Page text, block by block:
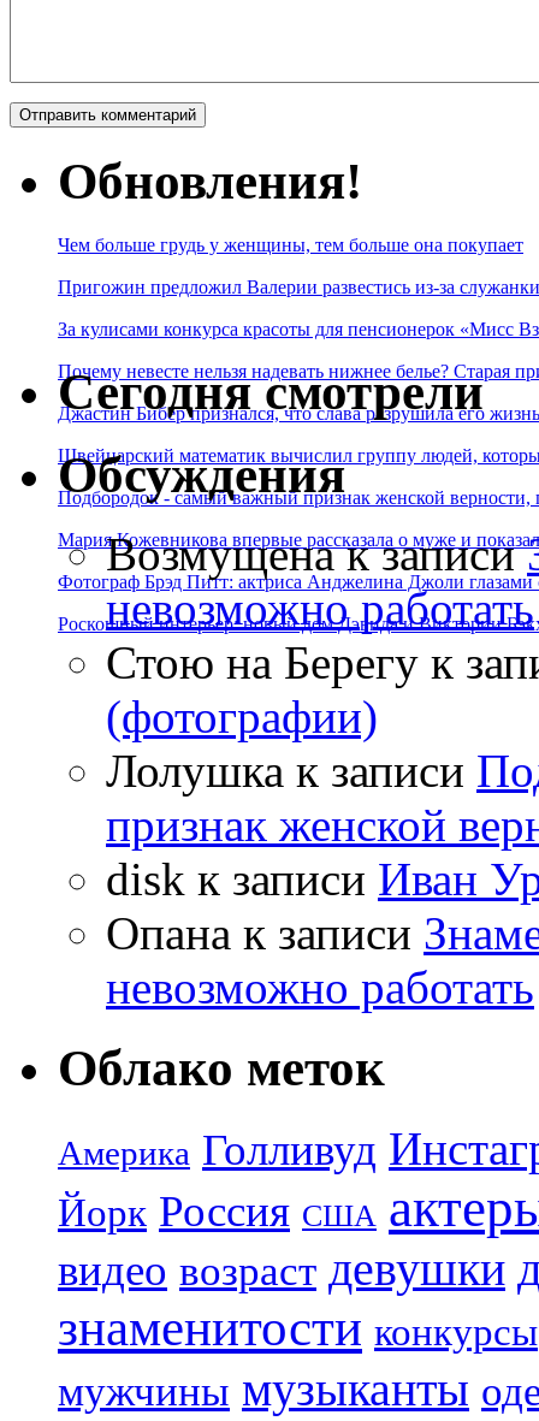
Обновления!
Чем больше грудь у женщины, тем больше она покупает
Пригожин предложил Валерии развестись из-за
За кулисами конкурса красоты для пенсионерок «Мисс
Почему невесте нельзя надевать нижнее белье? Старая
Джастин Бибер признался, что слава разрушила его
Швейцарский математик вычислил группу людей,
Подбородок - самый важный признак женской
Мария Кожевникова впервые рассказала о муже и
Фотограф Брэд Питт: актриса Анджелина Джоли глазами
Роскошный интерьер: новый дом Дэвида и Виктории
Сегодня смотрели
Обсуждения
Возмущенак записи
невозможно работать
Стою на Берегу к
(фотографии)
Лолушка к записи
признак женской
disk к записи Иван
Опана к записи
невозможно работать
Облако меток
Америка Голливуд
Йорк Россия США
видео возраст девушки
знаменитости конкурсы
мужчины музыканты